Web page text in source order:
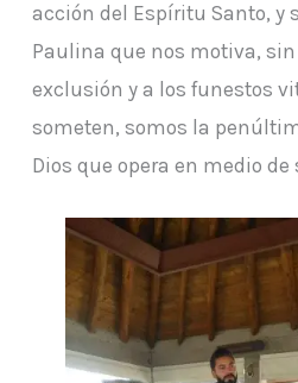
acción del Espíritu Santo, y
Paulina que nos motiva,
exclusión y a los funestos
someten, somos la
Dios que opera en medio